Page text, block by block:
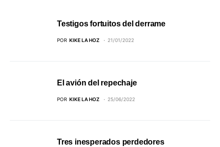
Testigos fortuitos del derrame
POR KIKE LA HOZ 21/01/2022
El avión del repechaje
POR KIKE LA HOZ 25/06/2022
Tres inesperados perdedores